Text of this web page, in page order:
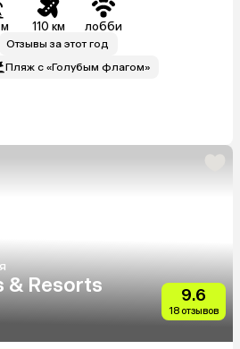
110 км лобби
Отзывы за этот год
Пляж с «Голубым флагом»
& Resorts
9.6
18 отзывов